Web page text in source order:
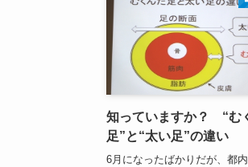
知っていますか？ “む
足”と“太い足”の違い
6月になったばかりだが、都